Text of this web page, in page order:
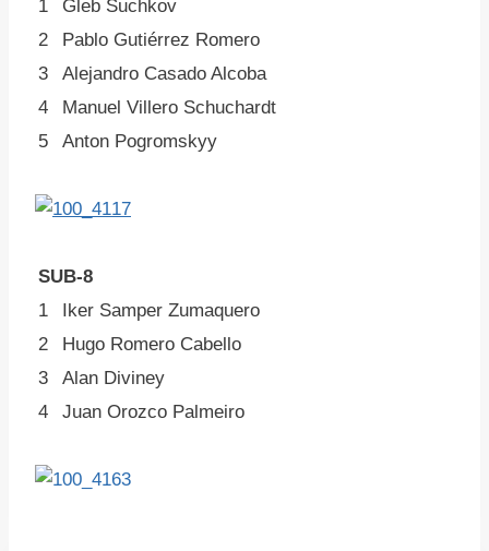
1
Gleb Suchkov
2
Pablo Gutiérrez Romero
3
Alejandro Casado Alcoba
4
Manuel Villero Schuchardt
5
Anton Pogromskyy
SUB-8
1
Iker Samper Zumaquero
2
Hugo Romero Cabello
3
Alan Diviney
4
Juan Orozco Palmeiro